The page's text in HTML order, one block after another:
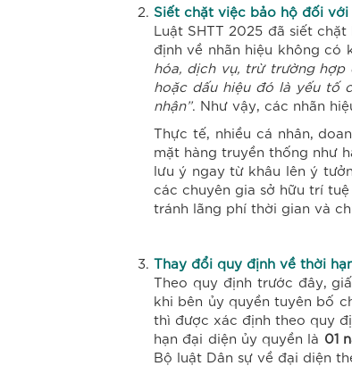
Siết chặt việc bảo hộ đối
Luật SHTT 2025 đã siết
định về nhãn hiệu không có
hóa, dịch vụ, trừ trường
hoặc dấu hiệu đó là yếu tố
nhận”. Như vậy, các nhãn
Thực tế, nhiều cá nhân,
mặt hàng truyền thống như
lưu ý ngay từ khâu lên ý
các chuyên gia sở hữu trí
tránh lãng phí thời gian và
Thay đổi quy định về thời
Theo quy định trước đây,
khi bên ủy quyền tuyên bố
thì được xác định theo quy
hạn đại diện ủy quyền là 01
Bộ luật Dân sự về đại diện